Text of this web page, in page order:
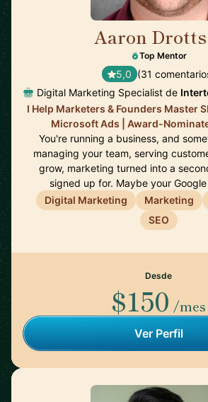
Aaron Drotts
Top Mentor
5,0 (31
Digital Marketing Specialist de
I Help Marketers & Founders Master
Microsoft Ads | Award-
You're running a business, and
managing your team, serving
grow, marketing turned into a
signed up for. Maybe your
Digital Marketing
Marketing
SEO
Desde
$150 /mes
Ver Perfil